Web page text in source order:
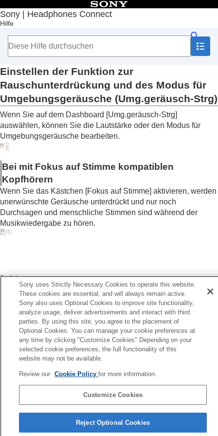
Sony | Headphones Connect
Hilfe
Inhaltsverzeichnis
Anfang
Erste Schritte
Hinweise zur Bedienung
Hinweis zum Dashboard von „Sony | Headphones
Connect
Auf der Registerkarte [Status] angezeigte
Funktionen
Auf der Registerkarte [Sound] angezeigte
Funktionen
Verwenden von Schnellsoundeinstellungen
Einstellen der Funktion zur
Rauschunterdrückung und des Modus für
Führen von Gesprächen beim Tragen der
Kopfhörer (
Optimieren der Funktionen zur
Rauschunterdrückung je nach
Tragebedingungen und Luftdruck
(Rauschunterdr.-Optimierer
Einstellen des bevorzugten Equalizers
(Finden Sie Ihren Equalizer)
Einstellen des Basspegels (CLEAR BASS)
Einstellen der Funktion zur
Rauschunterdrückung
Ändern der Konfiguration von360 Reality
Audio
Optimieren des räumlichen Klangs durch
Kombinieren mit Android Head-Tracking
(Räuml. Klang und Head-Tracking)
Ändern der Prioritätseinstellung für die
BLUETOOTH-Verbindung (Klangqualität-
Modus)
Ändern der Prioritätseinstellung für die
BLUETOOTH-Verbindung (Bluetooth-
Einstellen der Funktion zur
Rauschunterdrückung und des Modus für
Umgebungsgeräusche (Umg.geräusch-Strg)
Wenn Sie auf dem Dashboard [Umg.geräusch-Strg]
auswählen, können Sie die Lautstärke oder den Modus für
Umgebungsgeräusche bearbeiten.
Bei mit Fokus auf Stimme kompatiblen
Kopfhörern
Wenn Sie das Kästchen [Fokus auf Stimme] aktivieren, werden
unerwünschte Geräusche unterdrückt und nur noch
Durchsagen und menschliche Stimmen sind während der
Musikwiedergabe zu hören.
Zurück
von Schnellsoundeinstellungen
von Gesprächen beim Tragen der Kopfhörer (Speak-
Sprachenauswahlseite
4-730-254-46(1)
Sony uses Strictly Necessary Cookies to operate this website.
These cookies are essential, and will always remain active.
Sony also uses Optional Cookies to improve site functionality,
analyze usage, deliver advertisements and interact with third
parties. By using this site, you agree to the placement of
Optional Cookies. You can manage your cookie preferences at
any time by clicking "Customize Cookies" Depending on your
selected cookie preferences, the full functionality of this
website may not be available.
Review our Cookie Policyfor more information.
Customize Cookies
Reject Optional Cookies